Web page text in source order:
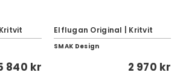
840 kr
Elflugan Original | Kritvit
SMAK Design
2 970 kr